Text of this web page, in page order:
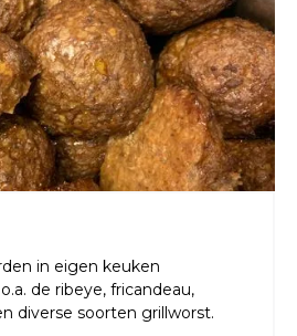
in eigen keuken
de ribeye, fricandeau,
diverse soorten grillworst.